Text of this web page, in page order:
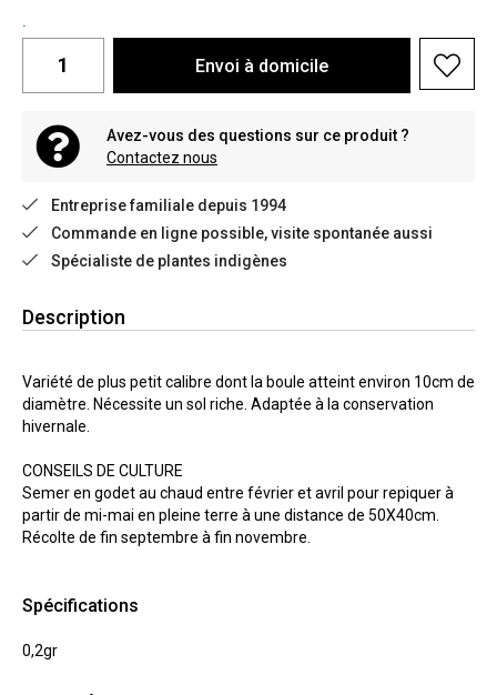
.
Envoi à domicile
Avez-vous des questions sur ce produit ?
Contactez nous
Entreprise familiale depuis 1994
Commande en ligne possible, visite spontanée aussi
Spécialiste de plantes indigènes
Description
Variété de plus petit calibre dont la boule atteint environ 10cm de
diamètre. Nécessite un sol riche. Adaptée à la conservation
hivernale.
CONSEILS DE CULTURE
Semer en godet au chaud entre février et avril pour repiquer à
partir de mi-mai en pleine terre à une distance de 50X40cm.
Récolte de fin septembre à fin novembre.
Spécifications
0,2gr